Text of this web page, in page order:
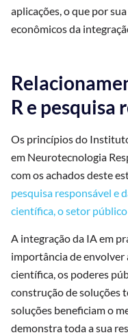
aplicações, o que por
econômicos da
R e pesquisa
Os princípios do
em Neurotecnologia
com os achados deste
pesquisa responsável e
científica, o setor
A integração da IA em
importância de envolver
científica, os poderes
construção de soluções
soluções beneficiam o
demonstra toda a sua